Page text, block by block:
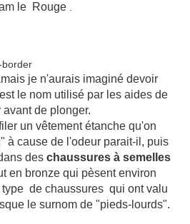
le Rouge
je n'aurais imaginé devoir
le nom utilisé par les aides de
de plonger.
un vêtement étanche qu'on
" à cause de l'odeur parait-il, puis
des chaussures à semelles
en bronze qui pèsent environ
de chaussures qui ont valu
le surnom de "pieds-lourds".